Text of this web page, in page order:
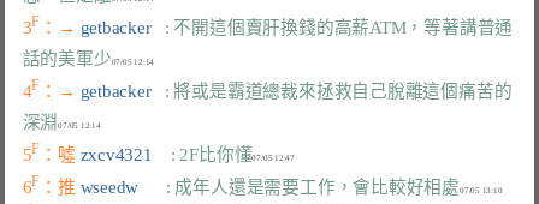
3F ：→ getbacker : 不開這個賣肝換錢的高薪ATM，等著講普通
話的美軍少
4F ：→ getbacker : 將或是霸道總裁來拯救自己脫離這個痛苦的
深淵
07/05 12:14
5F ：噓 zxcv4321 : 2F比你懂
6F ：推 wseedw : 成年人還是需要工作，會比較好相處 07/05 13:10